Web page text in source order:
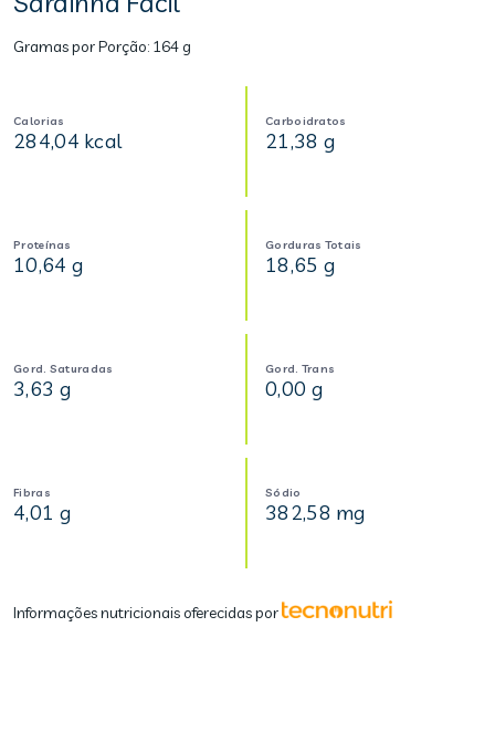
Gramas por Porção: 164 g
Calorias
284,04 kcal
Carboidratos
21,38 g
Proteínas
10,64 g
Gorduras Totais
18,65 g
Gord. Saturadas
3,63 g
Gord. Trans
0,00 g
Fibras
4,01 g
Sódio
382,58 mg
Informações nutricionais oferecidas por